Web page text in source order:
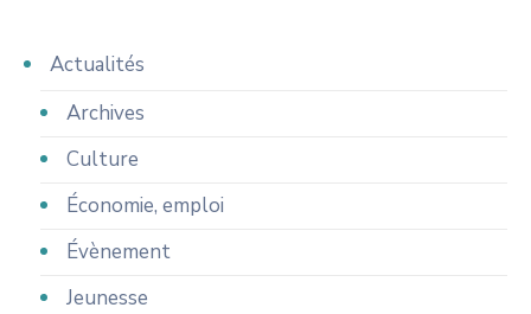
Actualités
Archives
Culture
Économie, emploi
Évènement
Jeunesse